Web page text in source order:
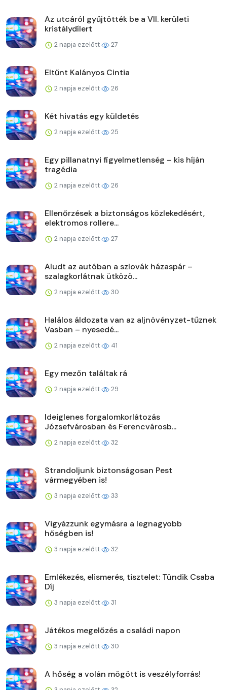
Az utcáról gyűjtötték be a VII. kerületi
kristálydílert
2 napja ezelőtt 27
Eltűnt Kalányos Cintia
2 napja ezelőtt 26
Két hivatás egy küldetés
2 napja ezelőtt 25
Egy pillanatnyi figyelmetlenség – kis híján
tragédia
2 napja ezelőtt 26
Ellenőrzések a biztonságos közlekedésért,
elektromos rollere...
2 napja ezelőtt 27
Aludt az autóban a szlovák házaspár –
szalagkorlátnak ütközö...
2 napja ezelőtt 30
Halálos áldozata van az aljnövényzet-tűznek
Vasban – nyesedé...
2 napja ezelőtt 41
Egy mezőn találtak rá
2 napja ezelőtt 29
Ideiglenes forgalomkorlátozás
Józsefvárosban és Ferencvárosb...
2 napja ezelőtt 32
Strandoljunk biztonságosan Pest
vármegyében is!
3 napja ezelőtt 33
Vigyázzunk egymásra a legnagyobb
hőségben is!
3 napja ezelőtt 32
Emlékezés, elismerés, tisztelet: Tündik Csaba
Díj
3 napja ezelőtt 31
Játékos megelőzés a családi napon
3 napja ezelőtt 30
A hőség a volán mögött is veszélyforrás!